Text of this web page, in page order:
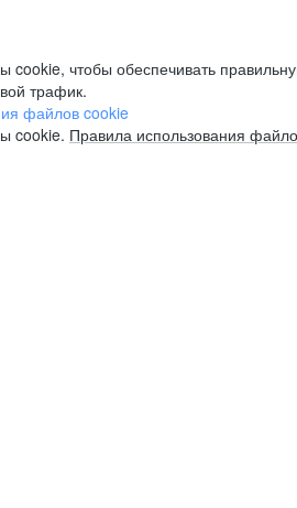
чтобы обеспечивать
трафик.
файлов cookie
cookie. Правила использования